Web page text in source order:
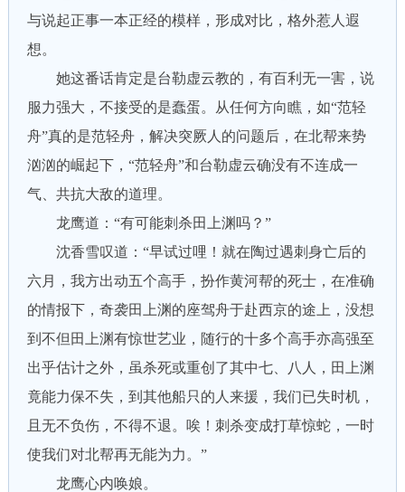
与说起正事一本正经的模样，形成对比，格外惹人遐
想。
她这番话肯定是台勒虚云教的，有百利无一害，说
服力强大，不接受的是蠢蛋。从任何方向瞧，如“范轻
舟”真的是范轻舟，解决突厥人的问题后，在北帮来势
汹汹的崛起下，“范轻舟”和台勒虚云确没有不连成一
气、共抗大敌的道理。
龙鹰道：“有可能刺杀田上渊吗？”
沈香雪叹道：“早试过哩！就在陶过遇刺身亡后的
六月，我方出动五个高手，扮作黄河帮的死士，在准确
的情报下，奇袭田上渊的座驾舟于赴西京的途上，没想
到不但田上渊有惊世艺业，随行的十多个高手亦高强至
出乎估计之外，虽杀死或重创了其中七、八人，田上渊
竟能力保不失，到其他船只的人来援，我们已失时机，
且无不负伤，不得不退。唉！刺杀变成打草惊蛇，一时
使我们对北帮再无能为力。”
龙鹰心内唤娘。